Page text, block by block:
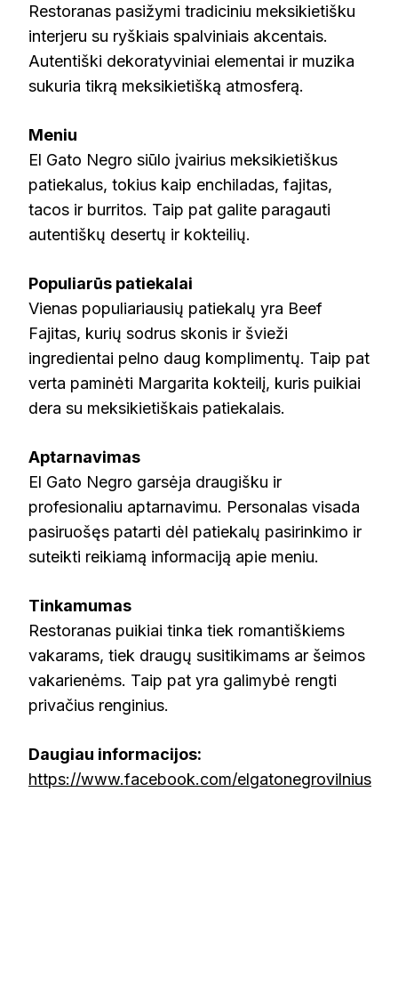
Restoranas pasižymi tradiciniu meksikietišku
interjeru su ryškiais spalviniais akcentais.
Autentiški dekoratyviniai elementai ir muzika
sukuria tikrą meksikietišką atmosferą.
Meniu
El Gato Negro siūlo įvairius meksikietiškus
patiekalus, tokius kaip enchiladas, fajitas,
tacos ir burritos. Taip pat galite paragauti
autentiškų desertų ir kokteilių.
Populiarūs patiekalai
Vienas populiariausių patiekalų yra Beef
Fajitas, kurių sodrus skonis ir švieži
ingredientai pelno daug komplimentų. Taip pat
verta paminėti Margarita kokteilį, kuris puikiai
dera su meksikietiškais patiekalais.
Aptarnavimas
El Gato Negro garsėja draugišku ir
profesionaliu aptarnavimu. Personalas visada
pasiruošęs patarti dėl patiekalų pasirinkimo ir
suteikti reikiamą informaciją apie meniu.
Tinkamumas
Restoranas puikiai tinka tiek romantiškiems
vakarams, tiek draugų susitikimams ar šeimos
vakarienėms. Taip pat yra galimybė rengti
privačius renginius.
Daugiau informacijos:
https://www.facebook.com/elgatonegrovilnius